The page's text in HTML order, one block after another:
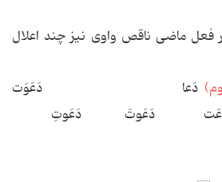
ماضی ناقص واوی نیز چند اعلال
دَعا دَعَوَت
دَعَوتَ دَعَوتِ